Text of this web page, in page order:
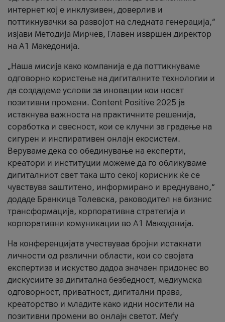
интернет кој е инклузивен, доверлив и
поттикнувачки за развојот на следната генерација,“
изјави Методија Мирчев, Главен извршен директор
на А1 Македонија.
„Наша мисија како компанија е да поттикнуваме
одговорно користење на дигиталните технологии и
да создадеме услови за иновации кои носат
позитивни промени. Content Positive 2025 ја
истакнува важноста на практичните решенија,
соработка и свесност, кои се клучни за градење на
сигурен и инспиративен онлајн екосистем.
Веруваме дека со обединување на експерти,
креатори и институции можеме да го обликуваме
дигиталниот свет така што секој корисник ќе се
чувствува заштитено, информирано и вреднувано,“
додаде Бранкица Толевска, раководител на бизнис
трансформација, корпоративна стратегија и
корпоративни комуникации во А1 Македонија.
На конференцијата учествуваа бројни истакнати
личности од различни области, кои со својата
експертиза и искуство дадоа значаен придонес во
дискусиите за дигитална безбедност, медиумска
одговорност, приватност, дигитални права,
креаторство и младите како идни носители на
позитивни промени во онлајн светот. Меѓу